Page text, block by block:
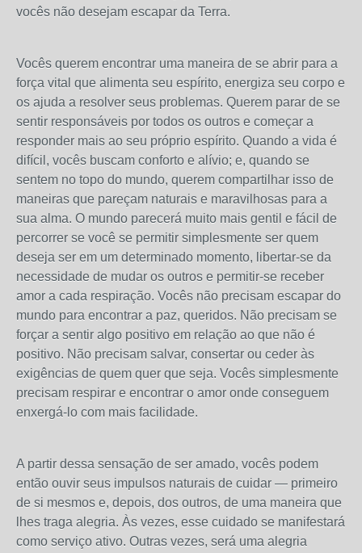
vocês não desejam escapar da Terra.
Vocês querem encontrar uma maneira de se abrir para a
força vital que alimenta seu espírito, energiza seu corpo e
os ajuda a resolver seus problemas. Querem parar de se
sentir responsáveis ​​por todos os outros e começar a
responder mais ao seu próprio espírito. Quando a vida é
difícil, vocês buscam conforto e alívio; e, quando se
sentem no topo do mundo, querem compartilhar isso de
maneiras que pareçam naturais e maravilhosas para a
sua alma. O mundo parecerá muito mais gentil e fácil de
percorrer se você se permitir simplesmente ser quem
deseja ser em um determinado momento, libertar-se da
necessidade de mudar os outros e permitir-se receber
amor a cada respiração. Vocês não precisam escapar do
mundo para encontrar a paz, queridos. Não precisam se
forçar a sentir algo positivo em relação ao que não é
positivo. Não precisam salvar, consertar ou ceder às
exigências de quem quer que seja. Vocês simplesmente
precisam respirar e encontrar o amor onde conseguem
enxergá-lo com mais facilidade.
A partir dessa sensação de ser amado, vocês podem
então ouvir seus impulsos naturais de cuidar — primeiro
de si mesmos e, depois, dos outros, de uma maneira que
lhes traga alegria. Às vezes, esse cuidado se manifestará
como serviço ativo. Outras vezes, será uma alegria